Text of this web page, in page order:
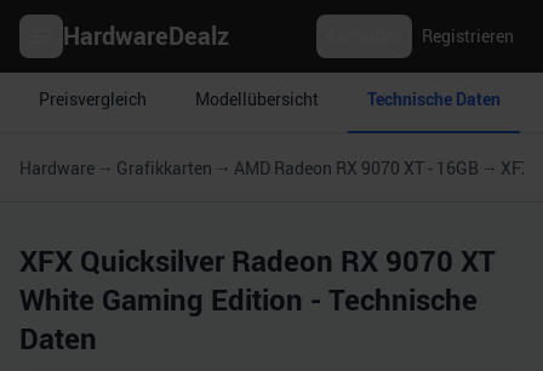
HardwareDealz Registrieren
Preisvergleich Modellübersicht Technische Daten
Hardware Grafikkarten AMD Radeon RX 9070 XT - 16GB XFX
XFX Quicksilver Radeon RX 9070 XT
White Gaming Edition - Technische
Daten